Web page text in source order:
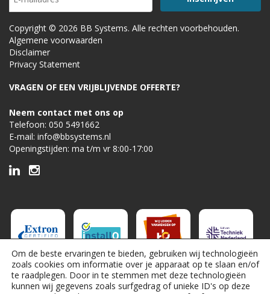
Copyright © 2026 BB Systems. Alle rechten voorbehouden.
Algemene voorwaarden
Disclaimer
Privacy Statement
VRAGEN OF EEN VRIJBLIJVENDE OFFERTE?
Neem contact met ons op
Telefoon: 050 5491662
E-mail: info@bbsystems.nl
Openingstijden: ma t/m vr 8:00-17:00
Om de beste ervaringen te bieden, gebruiken wij technologieën
zoals cookies om informatie over je apparaat op te slaan en/of
te raadplegen. Door in te stemmen met deze technologieën
kunnen wij gegevens zoals surfgedrag of unieke ID's op deze